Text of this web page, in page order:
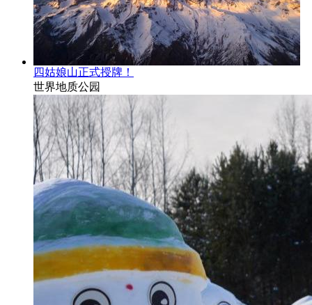
四姑娘山正式授牌！
世界地质公园